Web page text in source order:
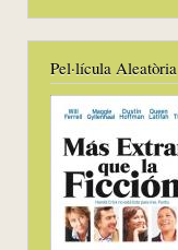
Pel·lícula Aleatòria